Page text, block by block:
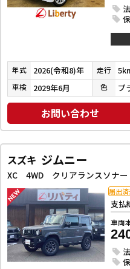
年式 2026(令和8)年 走行
車検 2029年6月 色
お問い合わせ
スズキ ジムニー
支払
車両
届出